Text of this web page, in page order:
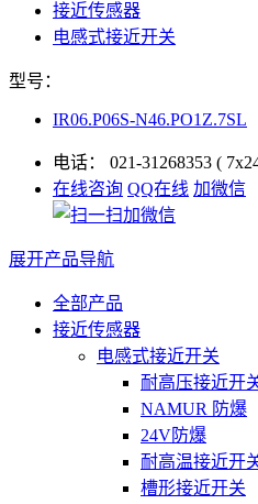
接近传感器
电感式接近开关
型号：
IR06.P06S-N46.PO1Z.7SL
电话： 021-31268353 (
在线咨询 QQ在线 加微信
展开产品导航
全部产品
接近传感器
电感式接近开关
耐高压接近开
NAMUR 防爆
24V防爆
耐高温接近开
槽形接近开关